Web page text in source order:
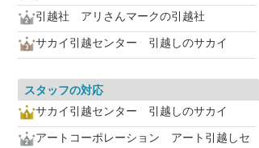
引越社 アリさんマークの引越社
サカイ引越センター 引越しのサカイ
スタッフの対応
サカイ引越センター 引越しのサカイ
アートコーポレーション アート引越しセ